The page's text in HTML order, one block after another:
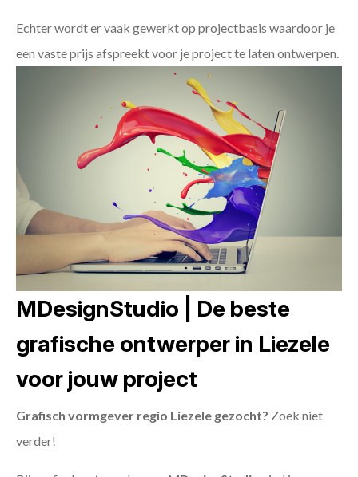
Echter wordt er vaak gewerkt op projectbasis waardoor je
een vaste prijs afspreekt voor je project te laten ontwerpen.
MDesignStudio | De beste
grafische ontwerper in Liezele
voor jouw project
Grafisch vormgever regio Liezele gezocht? Zoek niet
verder!